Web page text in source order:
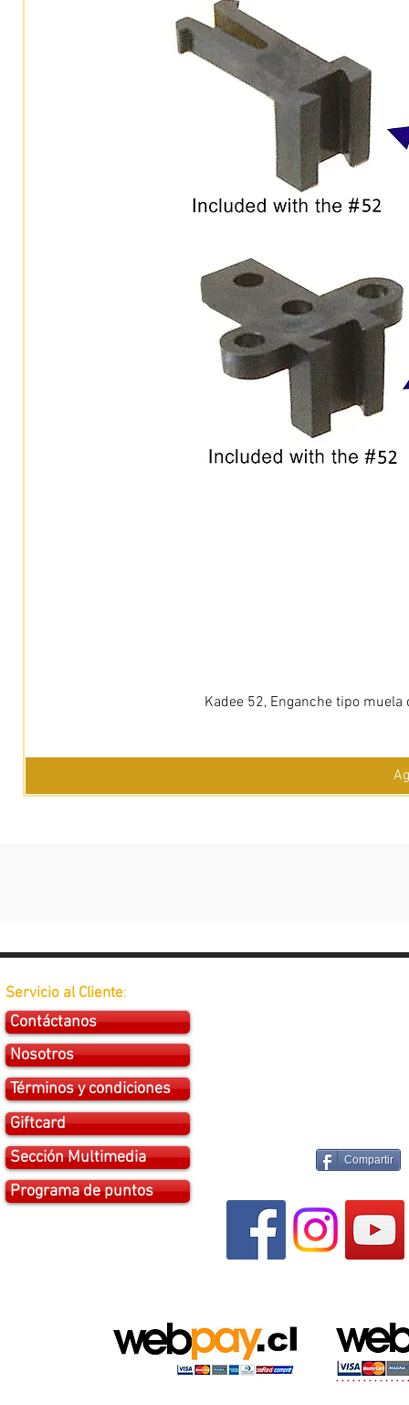
Kadee 52, Enganche tipo
Servicio al Cliente:
Contáctanos
Nosotros
Términos y condiciones
Giftcard
Sección Multimedia
Programa de puntos
Compartir